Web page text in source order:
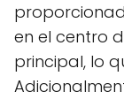
en el centro
principal, lo